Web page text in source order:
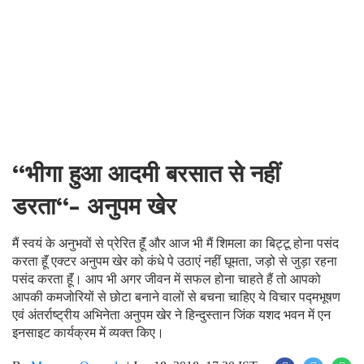
‘‘भीगा हुआ आदमी बरसात से नहीं
डरता‘‘- अनुपम खेर
मैं स्वयं के अनुभवों से प्रेरित हूॅं और आज भी मैं शिमला का बिट्टू होना पसंद
करता हूॅं एक्टर अनुपम खेर को कंधे पे उठाएं नहीं घूमता, जड़ो से जुड़ा रहना
पसंद करता हूॅं। आप भी अगर जीवन में सफल होना चाहते हैं तो आपको
आपकी कमजोरियों से छोटा बनाने वालों से बचना चाहिए ये विचार पद्मभूषण
एवं अंतर्राष्ट्रीय अभिनेता अनुपम खेर ने हिन्दुस्तान जिंक यशद भवन में एन
इनसाइट कार्यक्रम में व्यक्त किए।
By Mansoor Orawala | Jun 18, 2018, 17:20 IST